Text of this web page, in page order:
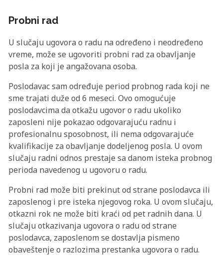
Probni rad
U slučaju ugovora o radu na određeno i neodređeno
vreme, može se ugovoriti probni rad za obavljanje
posla za koji je angažovana osoba.
Poslodavac sam određuje period probnog rada koji ne
sme trajati duže od 6 meseci. Ovo omogućuje
poslodavcima da otkažu ugovor o radu ukoliko
zaposleni nije pokazao odgovarajuću radnu i
profesionalnu sposobnost, ili nema odgovarajuće
kvalifikacije za obavljanje dodeljenog posla. U ovom
slučaju radni odnos prestaje sa danom isteka probnog
perioda navedenog u ugovoru o radu.
Probni rad može biti prekinut od strane poslodavca ili
zaposlenog i pre isteka njegovog roka. U ovom slučaju,
otkazni rok ne može biti kraći od pet radnih dana. U
slučaju otkazivanja ugovora o radu od strane
poslodavca, zaposlenom se dostavlja pismeno
obaveštenje o razlozima prestanka ugovora o radu.